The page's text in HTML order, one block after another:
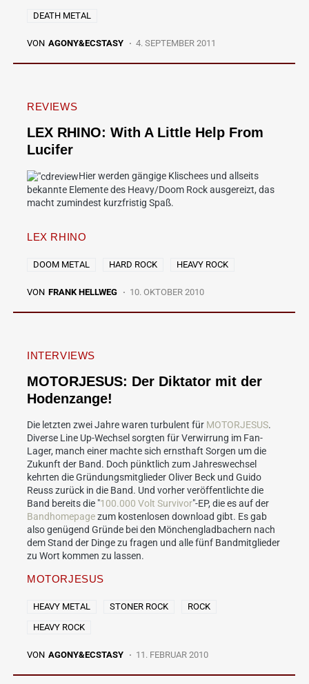
DEATH METAL
VON AGONY&ECSTASY 4. SEPTEMBER 2011
REVIEWS
LEX RHINO: With A Little Help From
Lucifer
Hier werden gängige Klischees und allseits
bekannte Elemente des Heavy/Doom Rock ausgereizt, das
macht zumindest kurzfristig Spaß.
LEX RHINO
DOOM METAL HARD ROCK HEAVY ROCK
VON FRANK HELLWEG 10. OKTOBER 2010
INTERVIEWS
MOTORJESUS: Der Diktator mit der
Hodenzange!
Die letzten zwei Jahre waren turbulent für MOTORJESUS.
Diverse Line Up-Wechsel sorgten für Verwirrung im Fan-
Lager, manch einer machte sich ernsthaft Sorgen um die
Zukunft der Band. Doch pünktlich zum Jahreswechsel
kehrten die Gründungsmitglieder Oliver Beck und Guido
Reuss zurück in die Band. Und vorher veröffentlichte die
Band bereits die "100.000 Volt Survivor"-EP, die es auf der
Bandhomepagezum kostenlosen download gibt. Es gab
also genügend Gründe bei den Mönchengladbachern nach
dem Stand der Dinge zu fragen und alle fünf Bandmitglieder
zu Wort kommen zu lassen.
MOTORJESUS
HEAVY METAL STONER ROCK
ROCK
HEAVY ROCK
VON AGONY&ECSTASY 11. FEBRUAR 2010